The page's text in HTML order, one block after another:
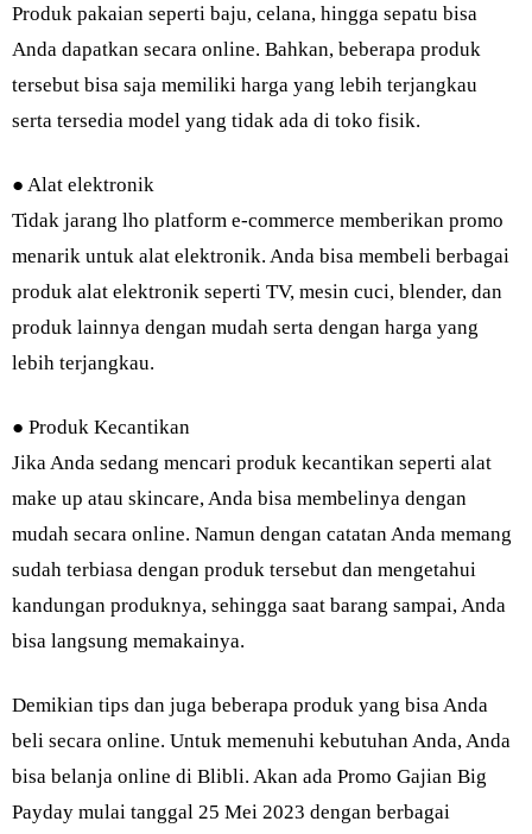
Produk pakaian seperti baju, celana, hingga sepatu bisa
Anda dapatkan secara online. Bahkan, beberapa produk
tersebut bisa saja memiliki harga yang lebih terjangkau
serta tersedia model yang tidak ada di toko fisik.
● Alat elektronik
Tidak jarang lho platform e-commerce memberikan promo
menarik untuk alat elektronik. Anda bisa membeli berbagai
produk alat elektronik seperti TV, mesin cuci, blender, dan
produk lainnya dengan mudah serta dengan harga yang
lebih terjangkau.
● Produk Kecantikan
Jika Anda sedang mencari produk kecantikan seperti alat
make up atau skincare, Anda bisa membelinya dengan
mudah secara online. Namun dengan catatan Anda memang
sudah terbiasa dengan produk tersebut dan mengetahui
kandungan produknya, sehingga saat barang sampai, Anda
bisa langsung memakainya.
Demikian tips dan juga beberapa produk yang bisa Anda
beli secara online. Untuk memenuhi kebutuhan Anda, Anda
bisa belanja online di Blibli. Akan ada Promo Gajian Big
Payday mulai tanggal 25 Mei 2023 dengan berbagai